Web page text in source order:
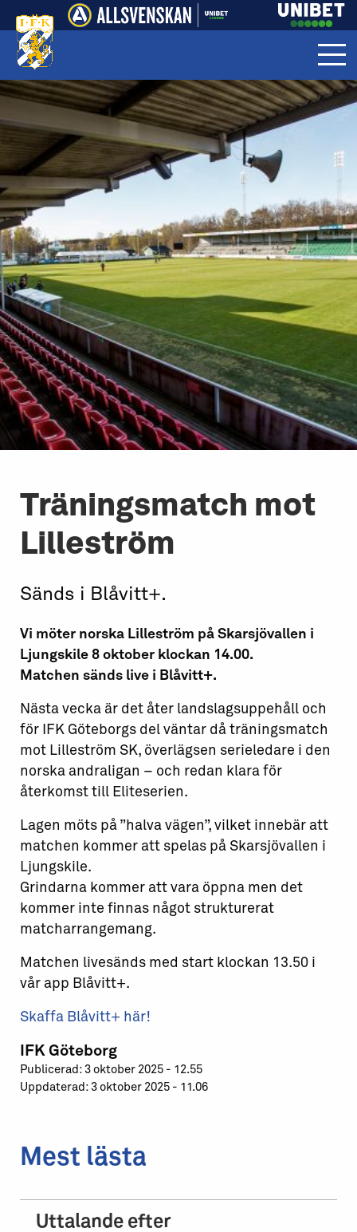
Träningsmatch mot
Lilleström
Sänds i Blåvitt+.
Vi möter norska Lilleström på Skarsjövallen i
Ljungskile 8 oktober klockan 14.00.
Matchen sänds live i Blåvitt+.
Nästa vecka är det åter landslagsuppehåll och
för IFK Göteborgs del väntar då träningsmatch
mot Lilleström SK, överlägsen serieledare i den
norska andraligan – och redan klara för
återkomst till Eliteserien.
Lagen möts på ”halva vägen”, vilket innebär att
matchen kommer att spelas på Skarsjövallen i
Ljungskile.
Grindarna kommer att vara öppna men det
kommer inte finnas något strukturerat
matcharrangemang.
Matchen livesänds med start klockan 13.50 i
vår app Blåvitt+.
Skaffa Blåvitt+ här!
IFK Göteborg
Publicerad: 3 oktober 2025 - 12.55
Uppdaterad: 3 oktober 2025 - 11.06
Mest lästa
Uttalande efter